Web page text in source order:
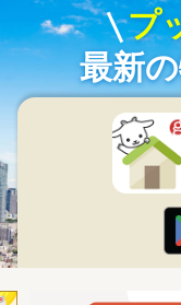
プ
最新